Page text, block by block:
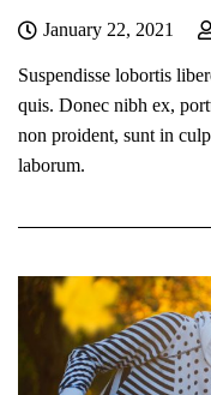
January 22, 2021
Suspendisse lobortis
quis. Donec nibh ex,
non proident, sunt in
laborum.